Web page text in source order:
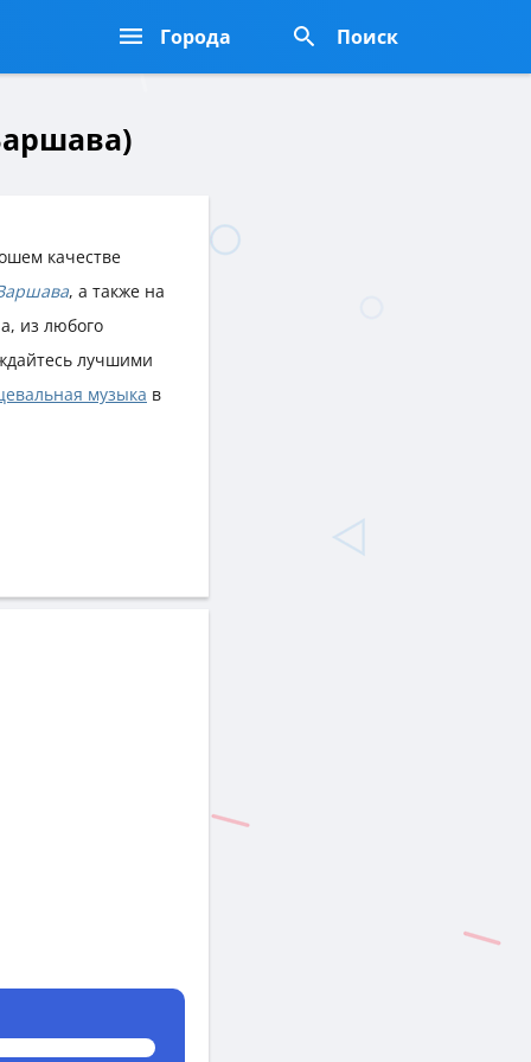
Города Поиск
качестве
, а также на
из любого
лучшими
музыка в